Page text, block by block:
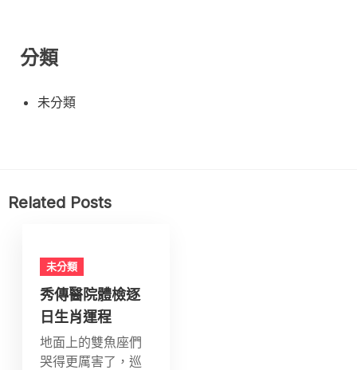
分類
未分類
Related Posts
未分類
秀傳醫院體檢逐
日生肖運程
地面上的雙魚座們
哭得更厲害了，巡